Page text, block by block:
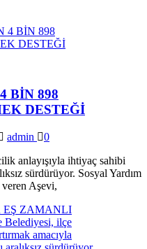
BİN 898
DESTEĞİ
admin
0
anlayışıyla ihtiyaç sahibi
sürdürüyor. Sosyal Yardım
Aşevi,